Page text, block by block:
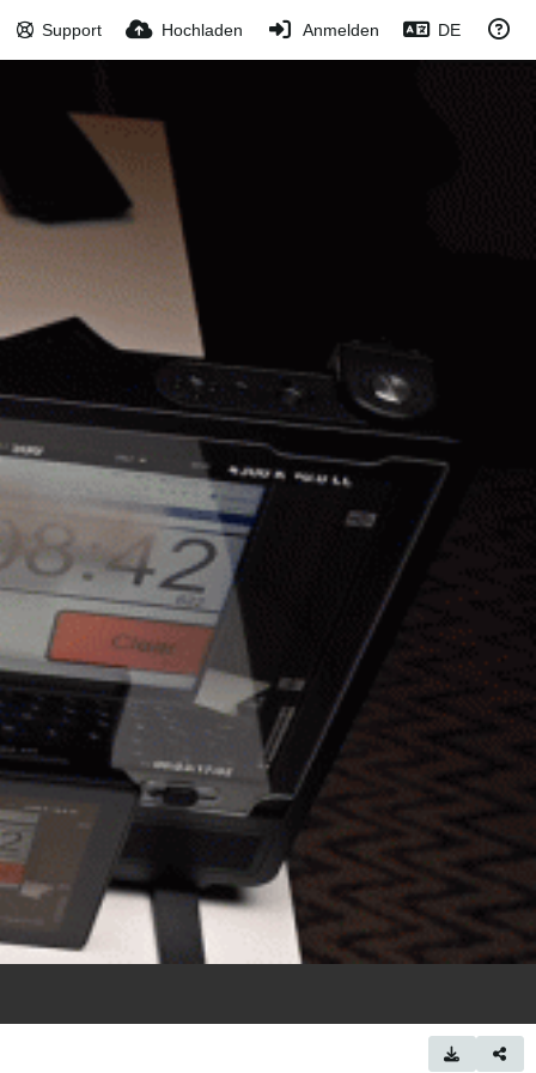
Support Hochladen Anmelden DE